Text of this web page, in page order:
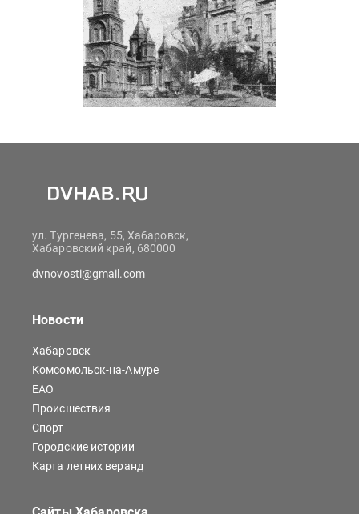
ул. Тургенева, 55, Хабаровск,
Хабаровский край, 680000
dvnovosti@gmail.com
Новости
Хабаровск
Комсомольск-на-Амуре
ЕАО
Происшествия
Спорт
Городские истории
Карта летних веранд